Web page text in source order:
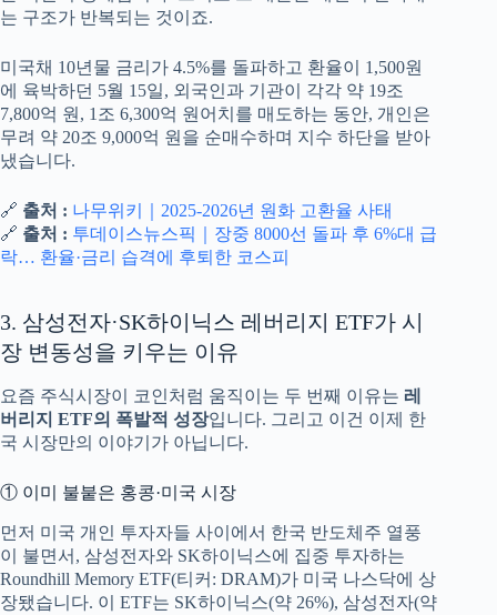
는 구조가 반복되는 것이죠.
미국채 10년물 금리가 4.5%를 돌파하고 환율이 1,500원
에 육박하던 5월 15일, 외국인과 기관이 각각 약 19조
7,800억 원, 1조 6,300억 원어치를 매도하는 동안, 개인은
무려 약 20조 9,000억 원을 순매수하며 지수 하단을 받아
냈습니다.
🔗 출처 : 나무위키｜2025-2026년 원화 고환율 사태
🔗 출처 : 투데이스뉴스픽｜장중 8000선 돌파 후 6%대 급
락… 환율·금리 습격에 후퇴한 코스피
3. 삼성전자·SK하이닉스 레버리지 ETF가 시
장 변동성을 키우는 이유
요즘 주식시장이 코인처럼 움직이는 두 번째 이유는 레
버리지 ETF의 폭발적 성장입니다. 그리고 이건 이제 한
국 시장만의 이야기가 아닙니다.
① 이미 불붙은 홍콩·미국 시장
먼저 미국 개인 투자자들 사이에서 한국 반도체주 열풍
이 불면서, 삼성전자와 SK하이닉스에 집중 투자하는
Roundhill Memory ETF(티커: DRAM)가 미국 나스닥에 상
장됐습니다. 이 ETF는 SK하이닉스(약 26%), 삼성전자(약